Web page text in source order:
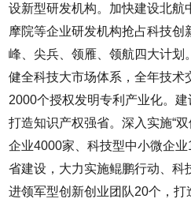
设新型研发机构。加快建设北航
摩院等企业研发机构抢占科技创
峰、尖兵、领雁、领航四大计划
健全科技大市场体系，全年技术
2000个授权发明专利产业化。建
打造知识产权强省。深入实施“
企业4000家、科技型中小微企
省建设，大力实施鲲鹏行动、科
进领军型创新创业团队20个，打